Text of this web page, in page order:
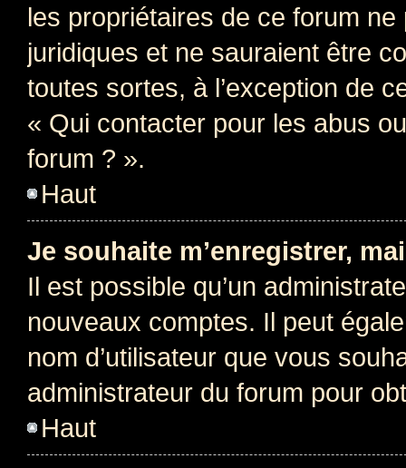
les propriétaires de ce forum
juridiques et ne sauraient être
toutes sortes, à l’exception de
« Qui contacter pour les abus
forum ? ».
Haut
Je souhaite m’enregistrer,
Il est possible qu’un
nouveaux comptes. Il peut
nom d’utilisateur que vous
administrateur du forum pour
Haut